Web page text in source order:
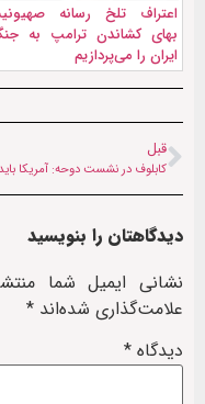
اعتراف تلخ رسانه
بهای کشاندن ترامپ به
ایران را می‌پردازیم
قبل
دیدگاهتان را بنویسید
نشانی ایمیل شما
علامت‌گذاری شده‌اند *
دیدگاه *